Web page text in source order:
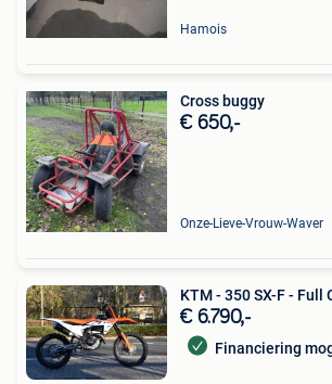
Hamois
Cross buggy
€ 650,-
Onze-Lieve-Vrouw-Waver
KTM - 350 SX-F - Full
€ 6.790,-
Financiering